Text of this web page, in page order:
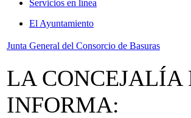
Servicios en línea
El Ayuntamiento
Junta General del Consorcio de Basuras
LA CONCEJALÍA
INFORMA: